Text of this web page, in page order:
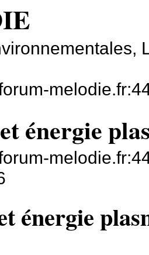
énergie
énergie